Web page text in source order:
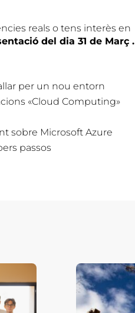
reals o tens interès en
del dia 31 de Març .
per un nou entorn
«Cloud Computing»
sobre Microsoft Azure
passos